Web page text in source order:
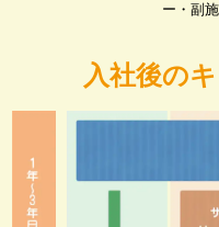
ー・副
入社後の